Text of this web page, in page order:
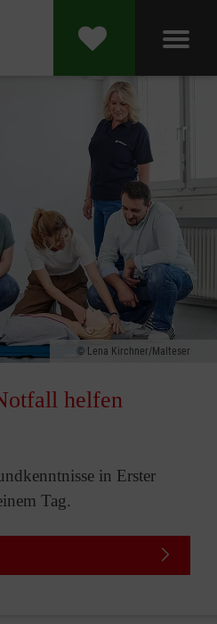
Lena Kirchner/Malteser
helfen
in Erster
Tag.